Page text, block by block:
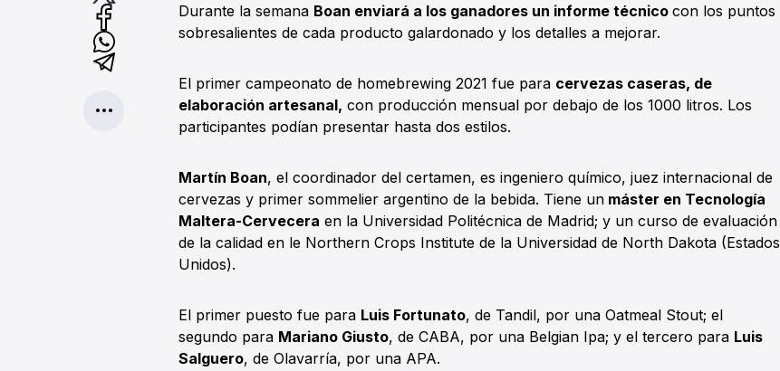
Durante la semana Boan enviará a los ganadores un informe técnico con los puntos
sobresalientes de cada producto galardonado y los detalles a mejorar.
El primer campeonato de homebrewing 2021 fue para cervezas caseras, de
elaboración artesanal, con producción mensual por debajo de los 1000 litros. Los
participantes podían presentar hasta dos estilos.
Martín Boan, el coordinador del certamen, es ingeniero químico, juez internacional de
cervezas y primer sommelier argentino de la bebida. Tiene un máster en Tecnología
Maltera-Cervecera en la Universidad Politécnica de Madrid; y un curso de evaluación
de la calidad en le Northern Crops Institute de la Universidad de North Dakota (Estados
Unidos).
El primer puesto fue para Luis Fortunato, de Tandil, por una Oatmeal Stout; el
segundo para Mariano Giusto, de CABA, por una Belgian Ipa; y el tercero para Luis
Salguero, de Olavarría, por una APA.